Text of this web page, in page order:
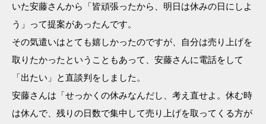
いた安藤さんから「皆頑張ったから、明日は休みの日にしよ
う」って提案があったんです。
その気遣いはとても嬉しかったのですが、自分は売り上げを
取りたかったということもあって、安藤さんに電話をして
「出たい」と直談判をしました。
安藤さんは「せっかくの休みなんだし、考え直せよ。休む時
は休んで、残りの日数で集中して売り上げを取ってくる方が